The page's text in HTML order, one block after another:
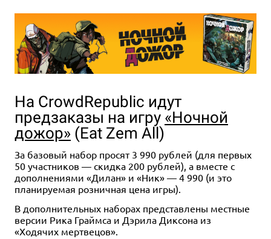
На CrowdRepublic идут
предзаказы на игру «Ночной
дожор» (Eat Zem All)
За базовый набор просят 3 990 рублей (для первых
50 участников — скидка 200 рублей), а вместе с
дополнениями «Дилан» и «Ник» — 4 990 (и это
планируемая розничная цена игры).
В дополнительных наборах представлены местные
версии Рика Граймса и Дэрила Диксона из
«Ходячих мертвецов».